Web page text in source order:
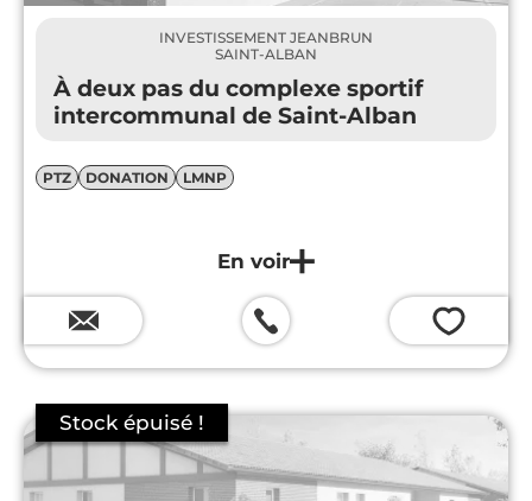
INVESTISSEMENT JEANBRUN
SAINT-ALBAN
À deux pas du complexe sportif
intercommunal de Saint-Alban
PTZ DONATION LMNP
💗